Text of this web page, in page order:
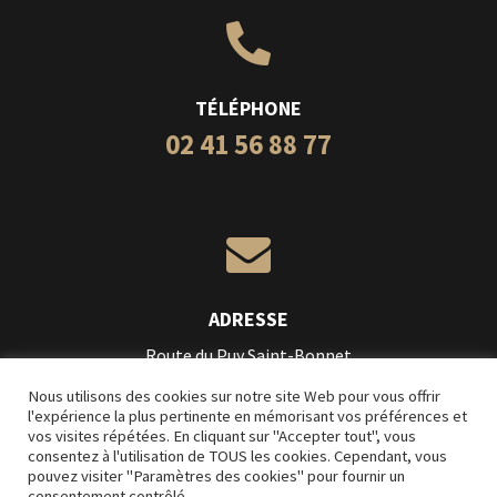

TÉLÉPHONE
02 41 56 88 77

ADRESSE
Route du Puy Saint-Bonnet
49300 Cholet
CréationL’Impression Créative
Mentions légales
Nous utilisons des cookies sur notre site Web pour vous offrir
l'expérience la plus pertinente en mémorisant vos préférences et
vos visites répétées. En cliquant sur "Accepter tout", vous
consentez à l'utilisation de TOUS les cookies. Cependant, vous
pouvez visiter "Paramètres des cookies" pour fournir un